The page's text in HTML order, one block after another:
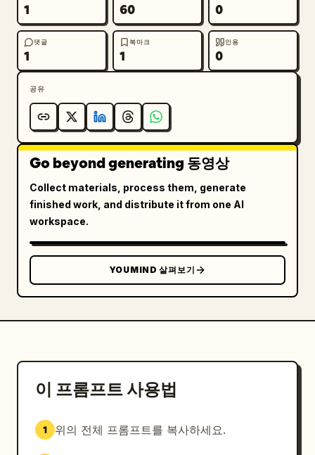
이 흐릿하게 지나감, 차체 가장자리에 모션 스트릭 효
과, 뒤에서 비추는 골든 아워 조명, 틸 앤 오렌지 색
감 보정, 측면 창문을 통해 운전자의 헬멧이 보임.
[6-7.5초]: 익스트림 클로즈업 매크로, 랙 포커스,
록의 선명한 디테일, 접지면에서 튀어 오르는 사막의
모래와 주황색 먼지, 림에 맺히는 측면 조명, 얕은 피
사계 심도, 카메라는 고정되어 있고 타이어만 움직임.
[7.5-9초]: 익스트림 클로즈업 매크로, 카메라 고정,
프레임 중앙에 Dacia 로고 배지, 배경은 빨간색과 회
덮인 고운 사막 먼지, 엠블럼의 입체감을 살리는 단일
림 라이트, 크러시드 블랙, 카메라 움직임 없음. [9-
11초]: 실내 운전자 POV, 운전자 뒤에 장착된 카메라
1 60 0
댓글
1
북마크
1
인용
0
공유
Go beyond generating 동영상
Collect materials, process them, generate
finished work, and distribute it from one AI
workspace.
YOUMIND 살펴보기
이 프롬프트 사용법
1 위의 전체 프롬프트를 복사하세요.